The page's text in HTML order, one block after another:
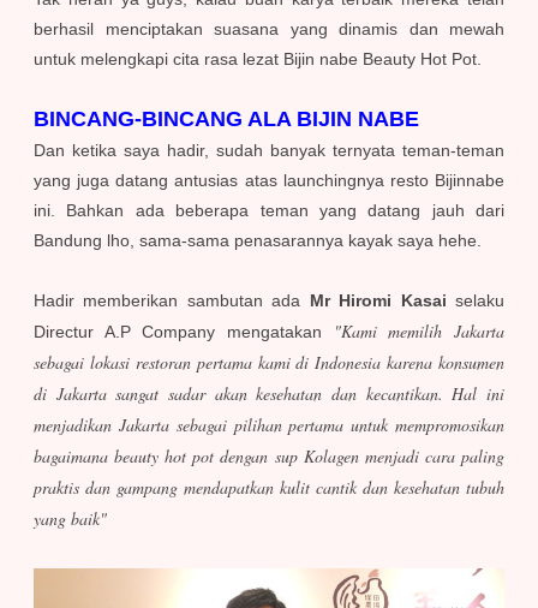
berhasil menciptakan suasana yang dinamis dan mewah
untuk melengkapi cita rasa lezat Bijin nabe Beauty Hot Pot.
BINCANG-BINCANG ALA BIJIN NABE
Dan ketika saya hadir, sudah banyak ternyata teman-teman
yang juga datang antusias atas launchingnya resto Bijinnabe
ini. Bahkan ada beberapa teman yang datang jauh dari
Bandung lho, sama-sama penasarannya kayak saya hehe.
Hadir memberikan sambutan ada Mr Hiromi Kasai selaku
Directur A.P Company mengatakan
"Kami memilih Jakarta
sebagai lokasi restoran pertama kami di Indonesia karena konsumen
di Jakarta sangat sadar akan kesehatan dan kecantikan. Hal ini
menjadikan Jakarta sebagai pilihan pertama untuk mempromosikan
bagaimana beauty hot pot dengan sup Kolagen menjadi cara paling
praktis dan gampang mendapatkan kulit cantik dan kesehatan tubuh
yang baik"